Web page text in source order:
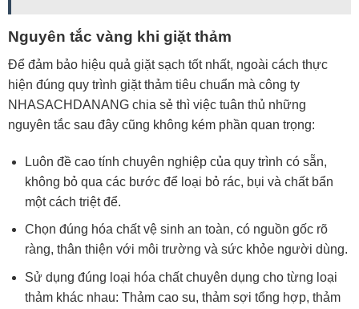
Nguyên tắc vàng khi giặt thảm
Để đảm bảo hiệu quả giặt sạch tốt nhất, ngoài cách thực
hiện đúng quy trình giặt thảm tiêu chuẩn mà công ty
NHASACHDANANG chia sẻ thì việc tuân thủ những
nguyên tắc sau đây cũng không kém phần quan trọng:
Luôn đề cao tính chuyên nghiệp của quy trình có sẵn,
không bỏ qua các bước để loại bỏ rác, bụi và chất bẩn
một cách triệt để.
Chọn đúng hóa chất vệ sinh an toàn, có nguồn gốc rõ
ràng, thân thiện với môi trường và sức khỏe người dùng.
Sử dụng đúng loại hóa chất chuyên dụng cho từng loại
thảm khác nhau: Thảm cao su, thảm sợi tổng hợp, thảm